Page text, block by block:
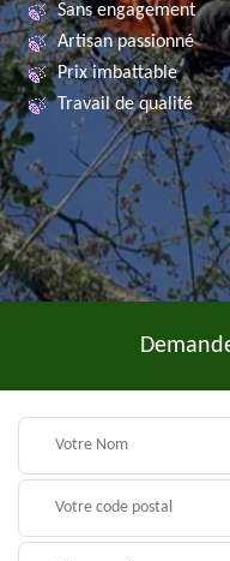
Sans engagement
Artisan passionné
Prix imbattable
Travail de qualité